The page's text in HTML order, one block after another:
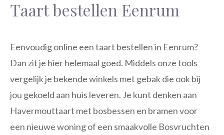
Taart bestellen Eenrum
Eenvoudig online een taart bestellen in Eenrum?
Dan zit je hier helemaal goed. Middels onze tools
vergelijk je bekende winkels met gebak die ook bij
jou gekoeld aan huis leveren. Je kunt denken aan
Havermouttaart met bosbessen en bramen voor
een nieuwe woning of een smaakvolle Bosvruchten